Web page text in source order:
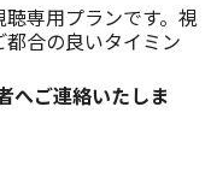
専用プランです。視
合の良いタイミン
へご連絡いたしま